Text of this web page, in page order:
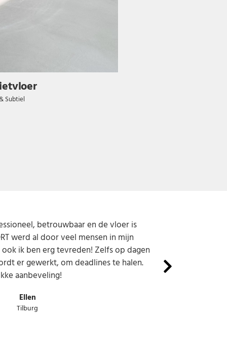
Subtiel
betrouwbaar en de vloer is
werd al door veel mensen in mijn
ik ben erg tevreden! Zelfs op dagen
er gewerkt, om deadlines te halen.
aanbeveling!
Ellen
Tilburg